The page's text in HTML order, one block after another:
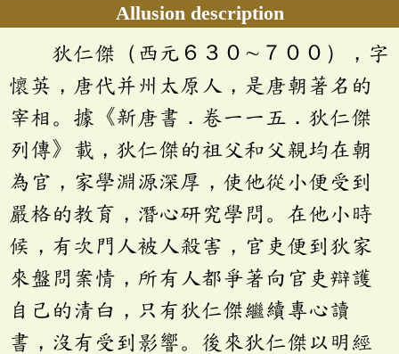
Allusion description
狄仁傑（西元６３０∼７００），字
懷英，唐代并州太原人，是唐朝著名的
宰相。據《新唐書．卷一一五．狄仁傑
列傳》載，狄仁傑的祖父和父親均在朝
為官，家學淵源深厚，使他從小便受到
嚴格的教育，潛心研究學問。在他小時
候，有次門人被人殺害，官吏便到狄家
來盤問案情，所有人都爭著向官吏辯護
自己的清白，只有狄仁傑繼續專心讀
書，沒有受到影響。後來狄仁傑以明經